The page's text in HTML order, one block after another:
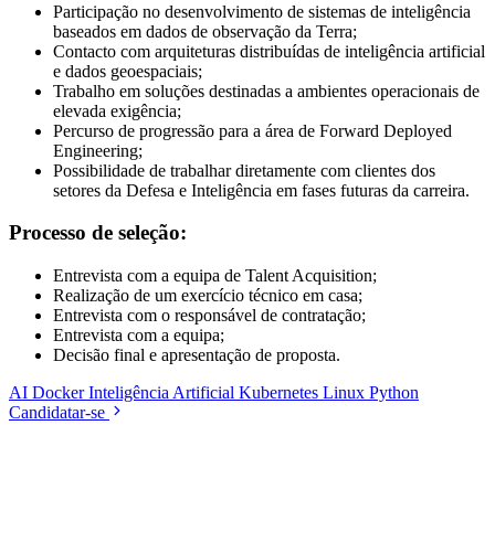
Participação no desenvolvimento de sistemas de inteligência
baseados em dados de observação da Terra;
Contacto com arquiteturas distribuídas de inteligência artificial
e dados geoespaciais;
Trabalho em soluções destinadas a ambientes operacionais de
elevada exigência;
Percurso de progressão para a área de Forward Deployed
Engineering;
Possibilidade de trabalhar diretamente com clientes dos
setores da Defesa e Inteligência em fases futuras da carreira.
Processo de seleção:
Entrevista com a equipa de Talent Acquisition;
Realização de um exercício técnico em casa;
Entrevista com o responsável de contratação;
Entrevista com a equipa;
Decisão final e apresentação de proposta.
AI DockerInteligência Artificial Kubernetes Linux Python
Candidatar-se